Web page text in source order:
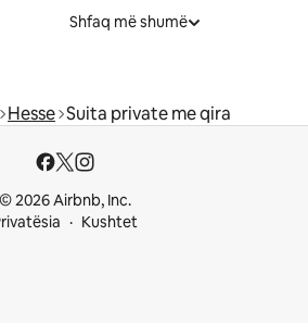
Shfaq më shumë
Hesse Suita private me qira
© 2026 Airbnb, Inc.
Kushtet